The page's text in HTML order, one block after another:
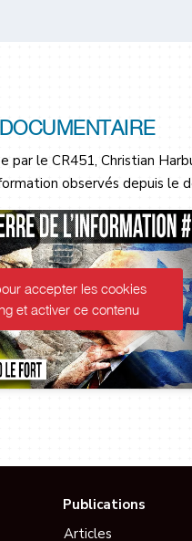
par le CR451, Christian
observés depuis le
accepter les cookies
et activer ce contenu
Publications
Articles